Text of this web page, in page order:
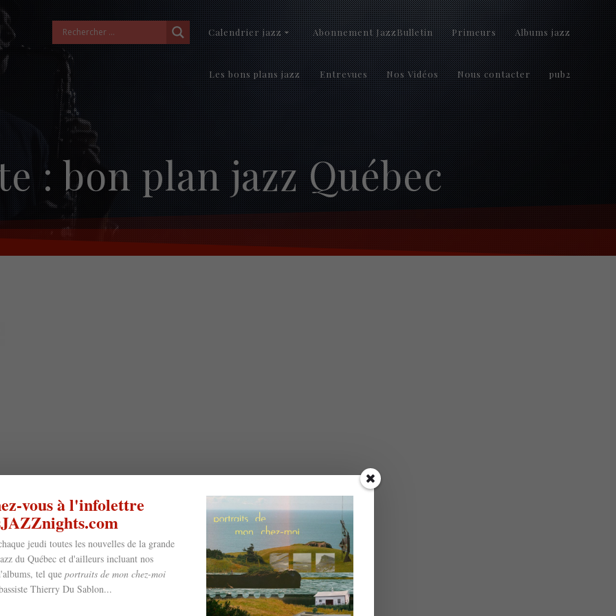
Calendrier jazz Abonnement JazzBulletin Primeurs Albums jazz
Les bons plans jazz Entrevues Nos Vidéos Nous contacter pub2
:bon plan jazz Québec
vous à l'infolettre
jeudi toutes les nouvelles de la grande
du Québec et d'ailleurs incluant nos
tel que portraits de mon chez-moi
Thierry Du Sablon...